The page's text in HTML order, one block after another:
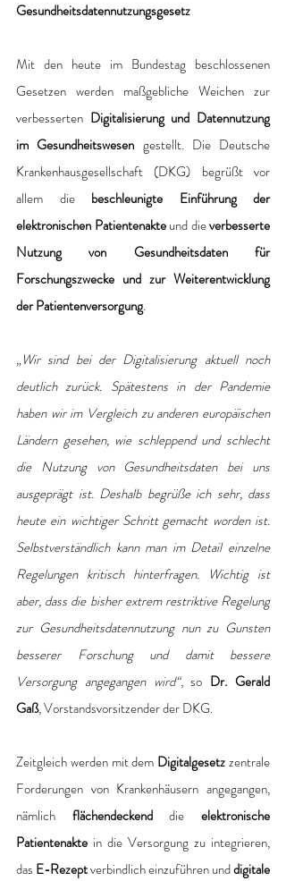
Gesundheitsdatennutzungsgesetz
Mit den heute im Bundestag beschlossenen
Gesetzen werden maßgebliche Weichen zur
verbesserten Digitalisierung und Datennutzung
im Gesundheitswesen gestellt. Die Deutsche
Krankenhausgesellschaft (DKG) begrüßt vor
allem die beschleunigte Einführung der
elektronischen Patientenakte und die verbesserte
Nutzung von Gesundheitsdaten für
Forschungszwecke und zur Weiterentwicklung
der Patientenversorgung.
„Wir sind bei der Digitalisierung aktuell noch
deutlich zurück. Spätestens in der Pandemie
haben wir im Vergleich zu anderen europäischen
Ländern gesehen, wie schleppend und schlecht
die Nutzung von Gesundheitsdaten bei uns
ausgeprägt ist. Deshalb begrüße ich sehr, dass
heute ein wichtiger Schritt gemacht worden ist.
Selbstverständlich kann man im Detail einzelne
Regelungen kritisch hinterfragen. Wichtig ist
aber, dass die bisher extrem restriktive Regelung
zur Gesundheitsdatennutzung nun zu Gunsten
besserer Forschung und damit bessere
Versorgung angegangen wird“, so Dr. Gerald
Gaß, Vorstandsvorsitzender der DKG.
Zeitgleich werden mit dem Digitalgesetz zentrale
Forderungen von Krankenhäusern angegangen,
nämlich flächendeckend die elektronische
Patientenakte in die Versorgung zu integrieren,
das E-Rezept verbindlich einzuführen und digitale